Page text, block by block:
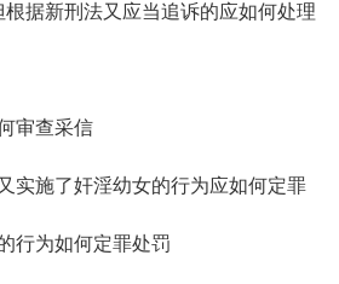
据新刑法又应当追诉的应如何处理
审查采信
施了奸淫幼女的行为应如何定罪
行为如何定罪处罚